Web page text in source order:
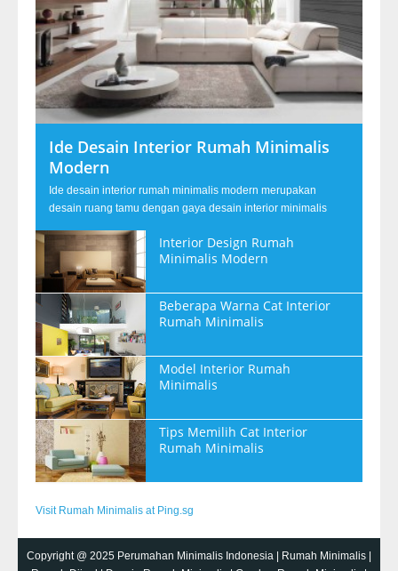
Ide Desain Interior Rumah Minimalis
Modern
Ide desain interior rumah minimalis modern merupakan
desain ruang tamu dengan gaya desain interior minimalis
Interior Design Rumah
Minimalis Modern
Beberapa Warna Cat Interior
Rumah Minimalis
Model Interior Rumah
Minimalis
Tips Memilih Cat Interior
Rumah Minimalis
Visit Rumah Minimalis at Ping.sg
Copyright @ 2025 Perumahan Minimalis Indonesia | Rumah Minimalis |